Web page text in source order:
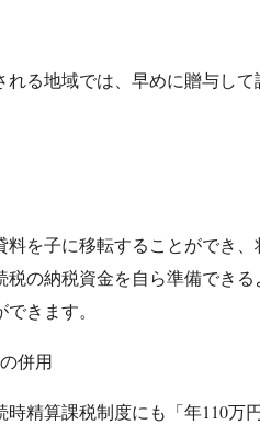
る地域では、早めに贈与し
を子に移転することができ
の納税資金を自ら準備でき
きます。
併用
時精算課税制度にも「年110